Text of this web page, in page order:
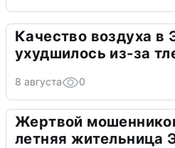
Качество воздуха в
ухудшилось из-за
8 августа 0
Жертвой
летняя жительница